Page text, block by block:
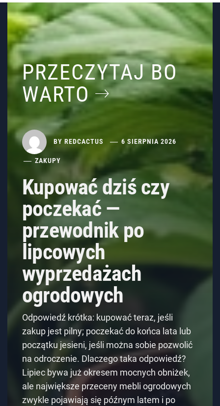
PRZECZYTAJ BO
WARTO
BY REDCACTUS 6 SIERPNIA 2026
ZAKUPY
Kupować dziś czy
poczekać —
przewodnik po
lipcowych
wyprzedażach
ogrodowych
Odpowiedź krótka: kupować teraz, jeśli
zakup jest pilny; poczekać do końca lata lub
początku jesieni, jeśli można sobie pozwolić
na odroczenie. Dlaczego taka odpowiedź?
Lipiec bywa już okresem mocnych obniżek,
ale największe przeceny mebli ogrodowych
zwykle pojawiają się późnym latem i po